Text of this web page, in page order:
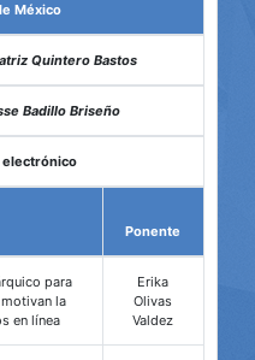
México
Quintero Bastos
Badillo Briseño
electrónico
Ponente
para
la
en línea
Erika
Olivas
Valdez